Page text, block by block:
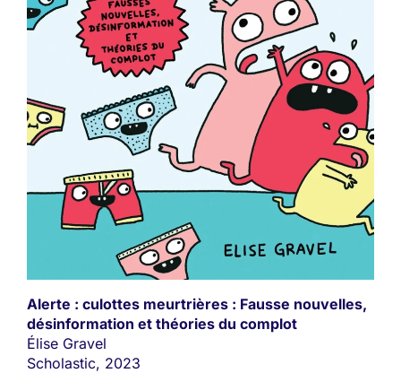
Alerte : culottes meurtrières : Fausse nouvelles,
désinformation et théories du complot
Élise Gravel
Scholastic, 2023